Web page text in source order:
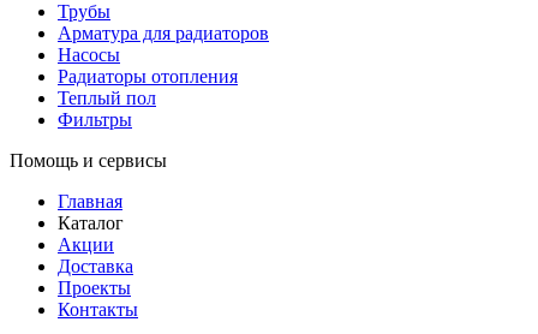
Трубы
Арматура для радиаторов
Насосы
Радиаторы отопления
Теплый пол
Фильтры
Помощь и сервисы
Главная
Каталог
Акции
Доставка
Проекты
Контакты